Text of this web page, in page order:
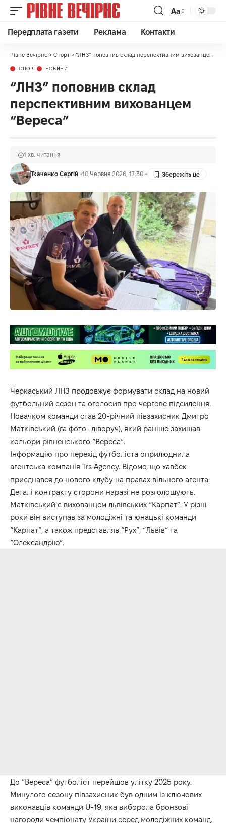
Аа
Передплата газети Реклама Контакти
Рівне Вечірнє > Спорт > “ЛНЗ” поповнив склад перспективним вихованцем “Вереса”
СПОРТ НОВИНИ
“ЛНЗ” поповнив склад
перспективним вихованцем
“Вереса”
Ткаченко Сергій 10 Червня 2026, 17:30
1 хв. читання
Черкаський ЛНЗ продовжує формувати склад на новий
футбольний сезон та оголосив про чергове підсилення.
Новачком команди став 20-річний півзахисник Дмитро
Матківський (га фото -ліворуч), який раніше захищав
кольори рівненського “Вереса”.
Інформацію про перехід футболіста оприлюднила
агентська компанія Trs Agency. Відомо, що хавбек
приєднався до нового клубу на правах вільного агента.
Деталі контракту сторони наразі не розголошують.
Матківський є вихованцем львівських “Карпат”. У різні
роки він виступав за молодіжні та юнацькі команди
“Карпат”, а також представляв “Рух”, “Львів” та
“Олександрію”.
До “Вереса” футболіст перейшов улітку 2025 року.
Минулого сезону півзахисник був одним із ключових
виконавців команди U-19, яка виборола бронзові
нагороди чемпіонату України серед молодіжних команд.